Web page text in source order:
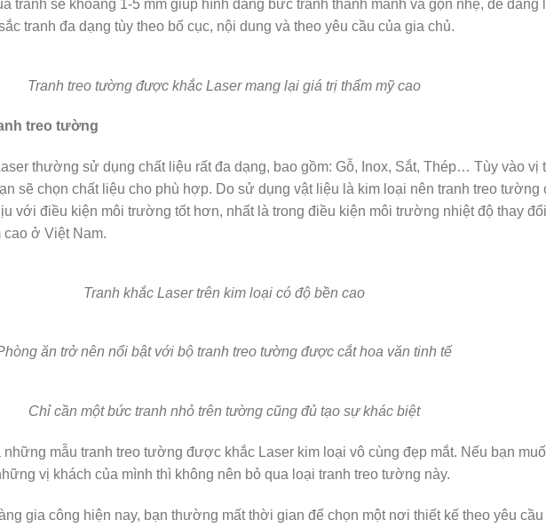
tranh sẽ khoảng 1-5 mm giúp hình dáng bức tranh thanh mảnh và gọn nhẹ, dễ dàng
tranh đa dạng tùy theo bố cục, nội dung và theo yêu cầu của gia chủ.
Tranh treo tường được khắc Laser mang lại giá trị thẩm mỹ cao
treo tường
thường sử dụng chất liệu rất đa dạng, bao gồm: Gỗ, Inox, Sắt, Thép… Tùy vào vị
sẽ chọn chất liệu cho phù hợp. Do sử dụng vật liệu là kim loại nên tranh treo tường
với điều kiện môi trường tốt hơn, nhất là trong điều kiện môi trường nhiệt độ thay đổi
ở Việt Nam.
Tranh khắc Laser trên kim loại có độ bền cao
ăn trở nên nổi bật với bộ tranh treo tường được cắt hoa văn tinh tế
Chỉ cần một bức tranh nhỏ trên tường cũng đủ tạo sự khác biệt
những mẫu tranh treo tường được khắc Laser kim loại vô cùng đẹp mắt. Nếu bạn
vị khách của mình thì không nên bỏ qua loại tranh treo tường này.
gia công hiện nay, bạn thường mất thời gian để chọn một nơi thiết kế theo yêu cầu